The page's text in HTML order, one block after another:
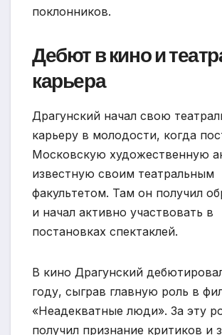
поклонников.
Дебют в кино и
карьера
Драгунский начал свою
карьеру в молодости, когда
Московскую художественную
известную своим театральным
факультетом. Там он получил
и начал активно участвовать в
постановках спектаклей.
В кино Драгунский
году, сыграв главную роль в
«Неадекватные люди». За эту
получил признание критиков и